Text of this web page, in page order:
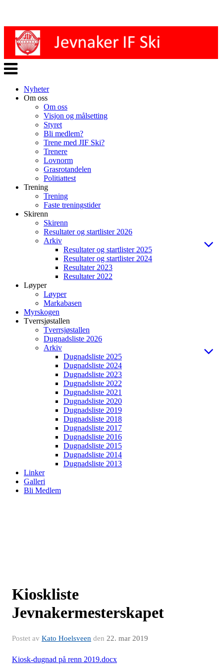
Veksle
navigasjon
Nyheter
Om oss
Om oss
Visjon og målsetting
Styret
Bli medlem?
Trene med JIF Ski?
Trenere
Lovnorm
Grasrotandelen
Politiattest
Trening
Trening
Faste treningstider
Skirenn
Skirenn
Resultater og startlister 2026
Arkiv
Resultater og startlister 2025
Resultater og startlister 2024
Resultater 2023
Resultater 2022
Løyper
Løyper
Markabasen
Myrskogen
Tverrsjøstallen
Tverrsjøstallen
Dugnadsliste 2026
Arkiv
Dugnadsliste 2025
Dugnadsliste 2024
Dugnadsliste 2023
Dugnadsliste 2022
Dugnadsliste 2021
Dugnadsliste 2020
Dugnadsliste 2019
Dugnadsliste 2018
Dugnadsliste 2017
Dugnadsliste 2016
Dugnadsliste 2015
Dugnadsliste 2014
Dugnadsliste 2013
Linker
Galleri
Bli Medlem
Kioskliste
Jevnakermesterskapet
Postet av Kato Hoelsveen den 22. mar 2019
Kiosk-dugnad på renn 2019.docx